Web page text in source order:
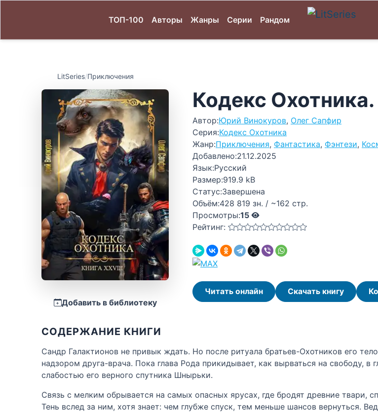
ТОП-100 Авторы Жанры Серии Рандом
LitSeries/Приключения
Добавить в библиотеку
Кодекс Охотника.
Автор:Юрий Винокуров, Олег Сапфир
Серия:Кодекс Охотника
Жанр:Приключения, Фантастика, Фэнтези,
Добавлено:21.12.2025
Язык:Русский
Размер:919.9 kB
Статус:Завершена
Объём:428 819 зн. / ~162 стр.
Просмотры:15
Рейтинг:
Читать онлайн Скачать книгу
СОДЕРЖАНИЕ КНИГИ
Сандр Галактионов не привык ждать. Но после ритуала братьев-Охотников его
надзором друга-врача. Пока глава Рода прикидывает, как вырваться на свободу, в
слабостью его верного спутника Шнырьки.
Связь с мелким обрывается на самых опасных ярусах, где бродят древние твари,
Тень вслед за ним, хотя знает: чем глубже спуск, тем меньше шансов вернуться.